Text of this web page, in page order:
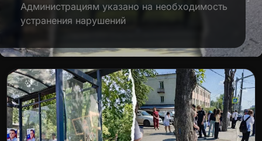
Администрациям указано на необходимость
устранения нарушений